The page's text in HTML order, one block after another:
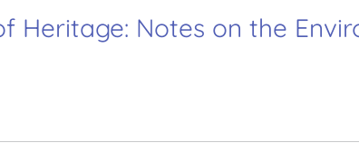
Heritage: Notes on the